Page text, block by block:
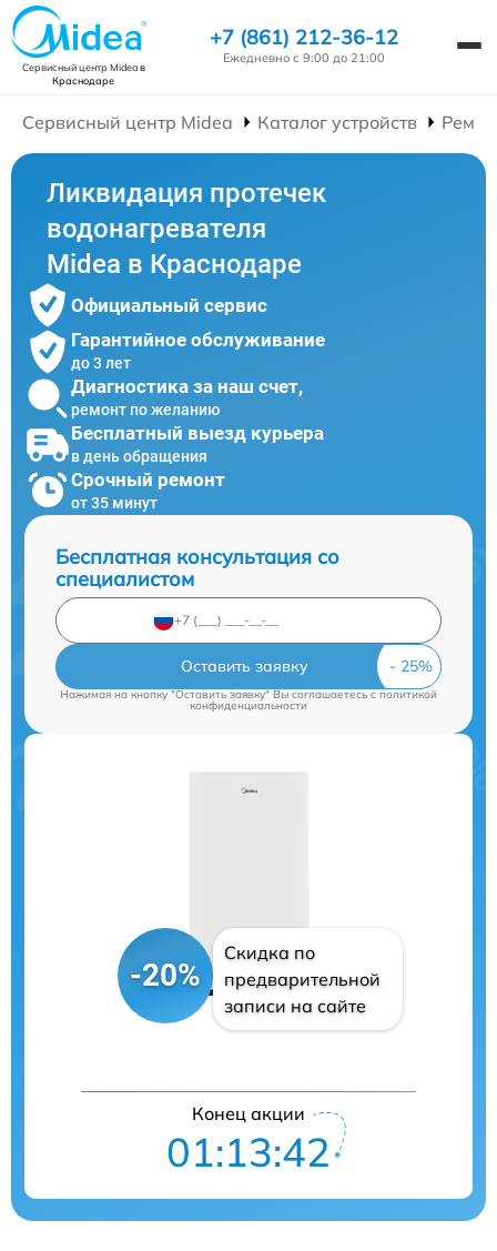
Сервисный центр Mideaв
Краснодаре
+7 (861) 212-36-12
Ежедневно с 9:00 до 21:00
Сервисный центр Midea Каталог устройств
Ликвидация протечек
водонагревателя
Midea в Краснодаре
Официальный сервис
Гарантийное обслуживание
до 3 лет
Диагностика за наш счет,
ремонт по желанию
Бесплатный выезд курьера
в день обращения
Срочный ремонт
от 35 минут
Бесплатная консультация со
специалистом
Оставить заявку
Нажимая на кнопку "Оставить заявку" Вы соглашаетесь cполитикой
конфиденциальности
-20%
Скидка по
предварительной
записи на сайте
Конец акции
01:13:41